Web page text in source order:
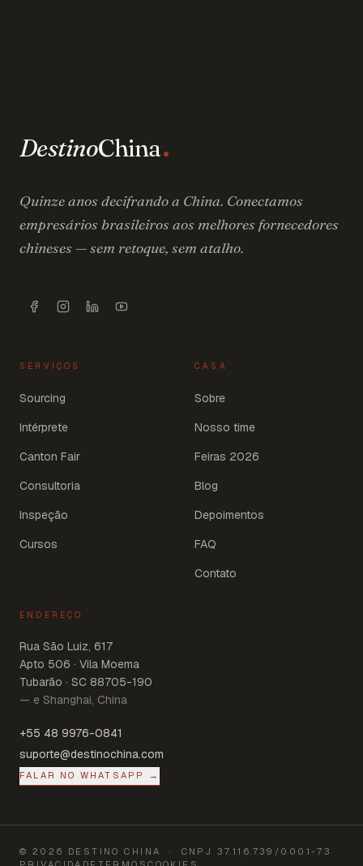
DestinoChina
Quinze anos decifrando a China. Conectamos
empresários brasileiros aos melhores fornecedores
chineses — sem retoque, sem atalho.
SERVIÇOS
Sourcing
Intérprete
Canton Fair
Consultoria
Inspeção
Cursos
CASA
Sobre
Nosso time
Feiras 2026
Blog
Depoimentos
FAQ
Contato
ENDEREÇO
Rua São Luiz, 617
Apto 506 · Vila Moema
Tubarão · SC 88705-190
— e Shanghai, China
+55 48 9976-0841
suporte@destinochina.com
FALAR NO WHATSAPP →
© 2026 DESTINO CHINA · CNPJ 37.116.739/0001-73